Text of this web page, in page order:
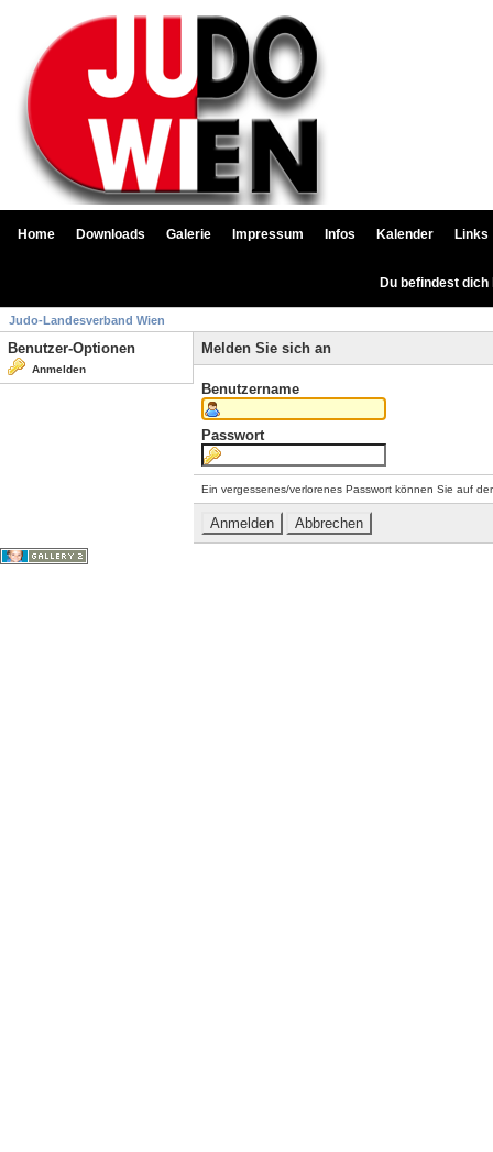
Home Downloads Galerie Impressum Infos Kalender Links
Du befindest
Judo-Landesverband Wien
Benutzer-Optionen
Anmelden
Melden Sie sich an
Benutzername
Passwort
Ein vergessenes/verlorenes Passwort können Sie auf